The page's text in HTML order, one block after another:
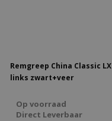
Remgreep China Classic LX
links zwart+veer
Op voorraad
Direct Leverbaar